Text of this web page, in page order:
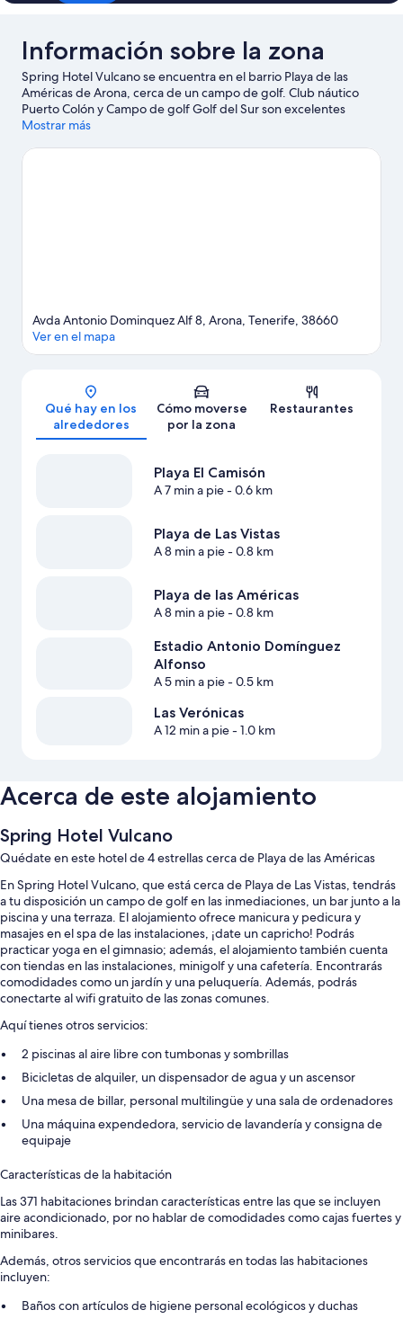
Información sobre la zona
Spring Hotel Vulcano se encuentra en el barrio Playa de las
Américas de Arona, cerca de un campo de golf. Club náutico
Puerto Colón y Campo de golf Golf del Sur son excelentes
opciones para los que buscan unas vacaciones activas, pero si
Playa de Las Vistas son lo que necesitas. Parque Siam y Water
Mostrar más
Mapa
Avda Antonio Dominquez Alf 8, Arona, Tenerife, 38660
Ver en el mapa
Qué hay en los
alrededores
Cómo moverse
por la zona
Restaurantes
Playa El Camisón
A 7 min a pie- 0.6 km
Playa de Las Vistas
A 8 min a pie- 0.8 km
Playa de las Américas
A 8 min a pie- 0.8 km
Estadio Antonio Domínguez
Alfonso
A 5 min a pie- 0.5 km
Las Verónicas
A 12 min a pie- 1.0 km
Acerca de este alojamiento
Spring Hotel Vulcano
Quédate en este hotel de 4 estrellas cerca de Playa de las Américas
En Spring Hotel Vulcano, que está cerca de Playa de Las Vistas, tendrás
a tu disposición un campo de golf en las inmediaciones, un bar junto a la
piscina y una terraza. El alojamiento ofrece manicura y pedicura y
masajes en el spa de las instalaciones, ¡date un capricho! Podrás
practicar yoga en el gimnasio; además, el alojamiento también cuenta
con tiendas en las instalaciones, minigolf y una cafetería. Encontrarás
comodidades como un jardín y una peluquería. Además, podrás
conectarte al wifi gratuito de las zonas comunes.
Aquí tienes otros servicios:
2 piscinas al aire libre con tumbonas y sombrillas
Bicicletas de alquiler, un dispensador de agua y un ascensor
Una mesa de billar, personal multilingüe y una sala de ordenadores
Una máquina expendedora, servicio de lavandería y consigna de
equipaje
Características de la habitación
Las 371 habitaciones brindan características entre las que se incluyen
aire acondicionado, por no hablar de comodidades como cajas fuertes y
minibares.
Además, otros servicios que encontrarás en todas las habitaciones
incluyen:
Baños con artículos de higiene personal ecológicos y duchas